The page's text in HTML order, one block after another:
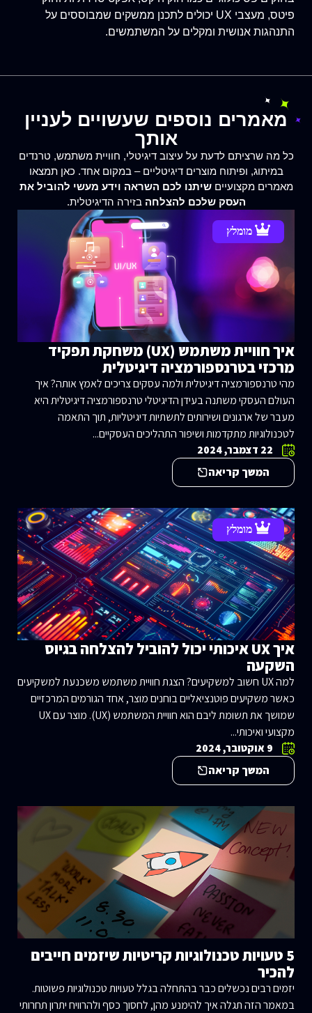
פיטס, מעצבי UX יכולים לתכנן ממשקים שמבוססים על
התנהגות אנושית ומקלים על המשתמשים.
מאמרים נוספים שעשויים לעניין
אותך
כל מה שרציתם לדעת על עיצוב דיגיטלי, חוויית משתמש, טרנדים
במיתוג, ופיתוח מוצרים דיגיטליים – במקום אחד. כאן תמצאו
מאמרים מקצועייםשיתנו לכם השראה וידע מעשי להוביל את
העסק שלכם להצלחה בזירה הדיגיטלית.
מומלץ
איך חוויית משתמש (UX) משחקת תפקיד
מרכזי בטרנספורמציה דיגיטלית
מהי טרנספורמציה דיגיטלית ולמה עסקים צריכים לאמץ אותה? איך
העולם העסקי משתנה בעידן הדיגיטלי טרנספורמציה דיגיטלית היא
מעבר של ארגונים ושירותים לתשתיות דיגיטליות, תוך התאמה
לטכנולוגיות מתקדמות ושיפור התהליכים העסקיים...
22 דצמבר, 2024
המשך קריאה
מומלץ
איך UX איכותי יכול להוביל להצלחה בגיוס
השקעה
למה UX חשוב למשקיעים? הצגת חוויית משתמש משכנעת למשקיעים
כאשר משקיעים פוטנציאליים בוחנים מוצר, אחד הגורמים המרכזיים
שמושך את תשומת ליבם הוא חוויית המשתמש (UX). מוצר עם UX
מקצועי ואיכותי...
9 אוקטובר, 2024
המשך קריאה
5 טעויות טכנולוגיות קריטיות שיזמים חייבים
להכיר
יזמים רבים נכשלים כבר בהתחלה בגלל טעויות טכנולוגיות פשוטות.
במאמר הזה תגלה איך להימנע מהן, לחסוך כסף ולהרוויח יתרון תחרותי